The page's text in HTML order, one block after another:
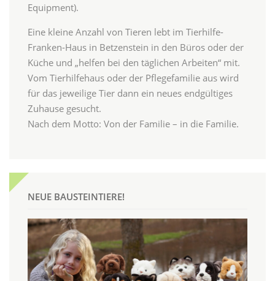
Equipment).
Eine kleine Anzahl von Tieren lebt im Tierhilfe-
Franken-Haus in Betzenstein in den Büros oder der
Küche und „helfen bei den täglichen Arbeiten“ mit.
Vom Tierhilfehaus oder der Pflegefamilie aus wird
für das jeweilige Tier dann ein neues endgültiges
Zuhause gesucht.
Nach dem Motto: Von der Familie – in die Familie.
NEUE BAUSTEINTIERE!